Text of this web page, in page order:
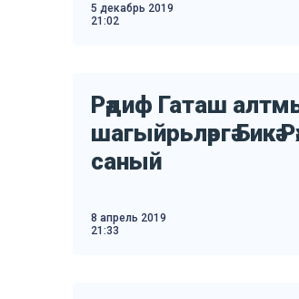
5 декабрь 2019
21:02
Рәдиф Гаташ
шагыйрьләргә
саный
8 апрель 2019
21:33